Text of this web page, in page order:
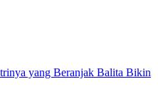
yang Beranjak Balita Bikin